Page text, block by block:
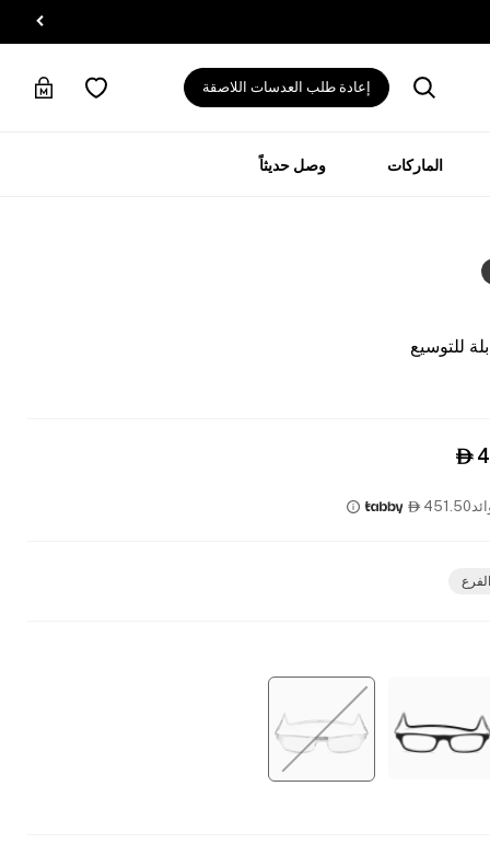
إعادة طلب العدسات اللاصقة
الماركات وصل حديثاً
للتوسيع

451.50
